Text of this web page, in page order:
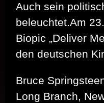
Auch sein
beleuchtet.Am
Biopic „Deliver
den deutschen
Bruce
Long Branch,